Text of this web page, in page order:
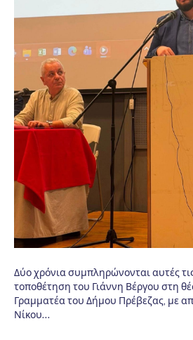
Δύο χρόνια συμπληρώνονται αυτές
τοποθέτηση του Γιάννη Βέργου στη
Γραμματέα του Δήμου Πρέβεζας, με
Νίκου…